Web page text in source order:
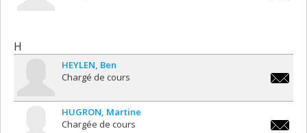
H
HEYLEN Ben
Chargé de cours
HUGRON Martine
Chargée de cours